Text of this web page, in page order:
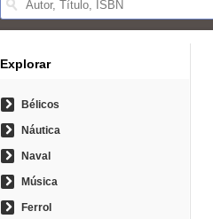
Explorar
Bélicos
Náutica
Naval
Música
Ferrol